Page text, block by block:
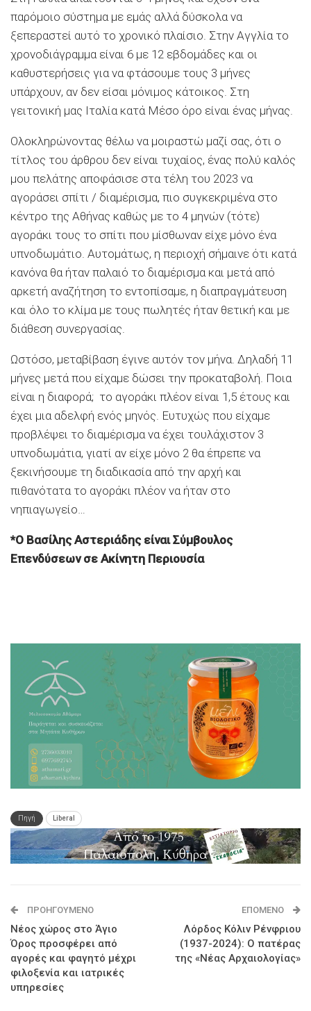
παρόμοιο σύστημα με εμάς αλλά δύσκολα να
ξεπεραστεί αυτό το χρονικό πλαίσιο. Στην Αγγλία το
χρονοδιάγραμμα είναι 6 με 12 εβδομάδες και οι
καθυστερήσεις για να φτάσουμε τους 3 μήνες
υπάρχουν, αν δεν είσαι μόνιμος κάτοικος. Στη
γειτονική μας Ιταλία κατά Μέσο όρο είναι ένας μήνας.
Ολοκληρώνοντας θέλω να μοιραστώ μαζί σας, ότι ο
τίτλος του άρθρου δεν είναι τυχαίος, ένας πολύ καλός
μου πελάτης αποφάσισε στα τέλη του 2023 να
αγοράσει σπίτι / διαμέρισμα, πιο συγκεκριμένα στο
κέντρο της Αθήνας καθώς με το 4 μηνών (τότε)
αγοράκι τους το σπίτι που μίσθωναν είχε μόνο ένα
υπνοδωμάτιο. Αυτομάτως, η περιοχή σήμαινε ότι κατά
κανόνα θα ήταν παλαιό το διαμέρισμα και μετά από
αρκετή αναζήτηση το εντοπίσαμε, η διαπραγμάτευση
και όλο το κλίμα με τους πωλητές ήταν θετική και με
διάθεση συνεργασίας.
Ωστόσο, μεταβίβαση έγινε αυτόν τον μήνα. Δηλαδή 11
μήνες μετά που είχαμε δώσει την προκαταβολή. Ποια
είναι η διαφορά; το αγοράκι πλέον είναι 1,5 έτους και
έχει μια αδελφή ενός μηνός. Ευτυχώς που είχαμε
προβλέψει το διαμέρισμα να έχει τουλάχιστον 3
υπνοδωμάτια, γιατί αν είχε μόνο 2 θα έπρεπε να
ξεκινήσουμε τη διαδικασία από την αρχή και
πιθανότατα το αγοράκι πλέον να ήταν στο
νηπιαγωγείο…
*Ο Βασίλης Αστεριάδης είναι Σύμβουλος
Επενδύσεων σε Ακίνητη Περιουσία
Πηγή Liberal
ΠΡΟΗΓΟΎΜΕΝΟ
Νέος χώρος στο Άγιο
Όρος προσφέρει από
αγορές και φαγητό μέχρι
φιλοξενία και ιατρικές
υπηρεσίες
ΕΠΌΜΕΝΟ
Λόρδος Κόλιν Ρένφριου
(1937-2024): Ο πατέρας
της «Νέας Αρχαιολογίας»